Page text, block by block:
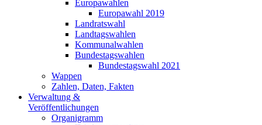
Europawahlen
Europawahl 2019
Landratswahl
Landtagswahlen
Kommunalwahlen
Bundestagswahlen
Bundestagswahl 2021
Wappen
Zahlen, Daten, Fakten
Verwaltung &
Veröffentlichungen
Organigramm